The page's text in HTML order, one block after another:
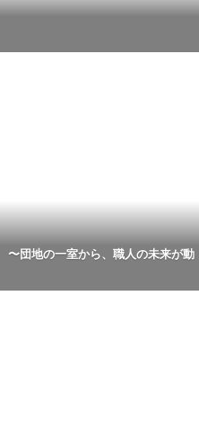
団地の一室から、職人の未来が動